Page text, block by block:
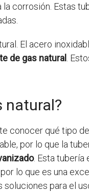
corrosión. Estas
El acero
de gas natural .
natural?
conocer qué tipo
por lo que la
. Esta tubería
lo que es una
soluciones para el